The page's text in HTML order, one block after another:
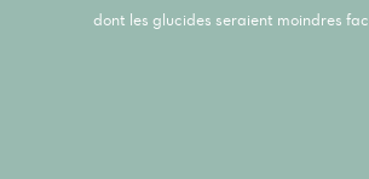
dont les glucides seraient moindres